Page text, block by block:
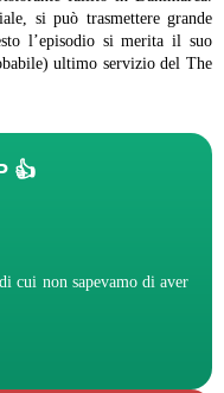
si può trasmettere grande
l’episodio si merita il suo
ultimo servizio del The
👍
cui non sapevamo di aver